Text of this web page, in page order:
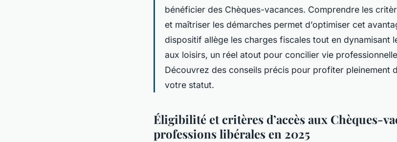
bénéficier des Chèques-vacances. Comprendre les
et maîtriser les démarches permet d’optimiser cet
dispositif allège les charges fiscales tout en dynamisant
aux loisirs, un réel atout pour concilier vie
Découvrez des conseils précis pour profiter pleinement
votre statut.
Éligibilité et critères d’accès aux Chèques-
professions libérales en 2025